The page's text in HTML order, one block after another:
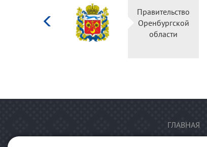
Правительство
Оренбургской
области
ГЛАВНАЯ